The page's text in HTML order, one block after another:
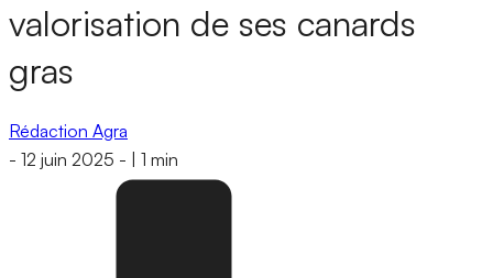
valorisation de ses canards
gras
Rédaction Agra
- 12 juin 2025 - 1 min